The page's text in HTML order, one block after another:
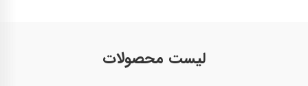
لیست محصولات